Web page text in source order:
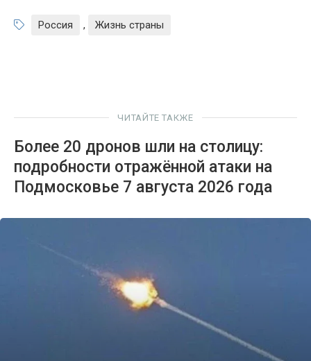
Россия , Жизнь страны
ЧИТАЙТЕ ТАКЖЕ
Более 20 дронов шли на столицу:
подробности отражённой атаки на
Подмосковье 7 августа 2026 года